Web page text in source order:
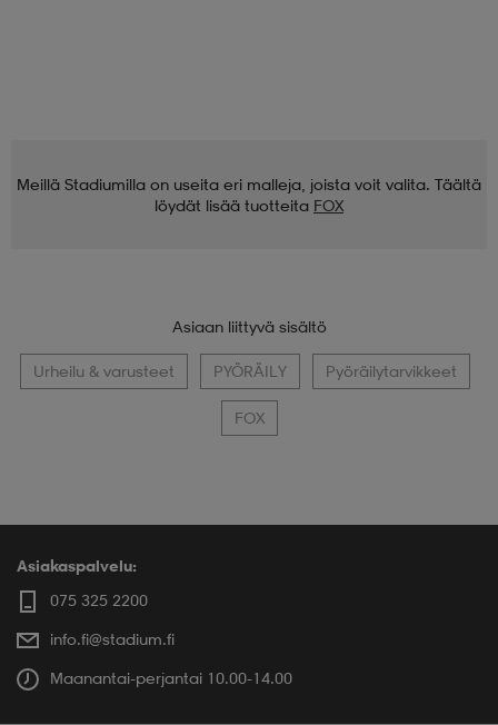
Meillä Stadiumilla on useita eri malleja, joista voit valita. Täältä
löydät lisää tuotteita FOX
Asiaan liittyvä sisältö
Urheilu & varusteet PYÖRÄILY Pyöräilytarvikkeet
FOX
Asiakaspalvelu:
075 325 2200
info.fi@stadium.fi
Maanantai-perjantai 10.00-14.00